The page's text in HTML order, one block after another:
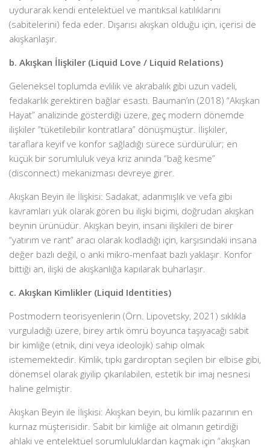
uydurarak kendi entelektüel ve mantıksal katılıklarını
(sabitelerini) feda eder. Dışarısı akışkan olduğu için, içerisi de
akışkanlaşır.
b. Akışkan İlişkiler (Liquid Love / Liquid Relations)
Geleneksel toplumda evlilik ve akrabalık gibi uzun vadeli,
fedakarlık gerektiren bağlar esastı. Bauman’ın (2018) “Akışkan
Hayat” analizinde gösterdiği üzere, geç modern dönemde
ilişkiler “tüketilebilir kontratlara” dönüşmüştür. İlişkiler,
taraflara keyif ve konfor sağladığı sürece sürdürülür; en
küçük bir sorumluluk veya kriz anında “bağ kesme”
(disconnect) mekanizması devreye girer.
Akışkan Beyin ile İlişkisi: Sadakat, adanmışlık ve vefa gibi
kavramları yük olarak gören bu ilişki biçimi, doğrudan akışkan
beynin ürünüdür. Akışkan beyin, insani ilişkileri de birer
“yatırım ve rant” aracı olarak kodladığı için, karşısındaki insana
değer bazlı değil, o anki mikro-menfaat bazlı yaklaşır. Konfor
bittiği an, ilişki de akışkanlığa kapılarak buharlaşır.
c. Akışkan Kimlikler (Liquid Identities)
Postmodern teorisyenlerin (Örn. Lipovetsky, 2021) sıklıkla
vurguladığı üzere, birey artık ömrü boyunca taşıyacağı sabit
bir kimliğe (etnik, dini veya ideolojik) sahip olmak
istememektedir. Kimlik, tıpkı gardıroptan seçilen bir elbise gibi,
dönemsel olarak giyilip çıkarılabilen, estetik bir imaj nesnesi
haline gelmiştir.
Akışkan Beyin ile İlişkisi: Akışkan beyin, bu kimlik pazarının en
kurnaz müşterisidir. Sabit bir kimliğe ait olmanın getirdiği
ahlaki ve entelektüel sorumluluklardan kaçmak için “akışkan